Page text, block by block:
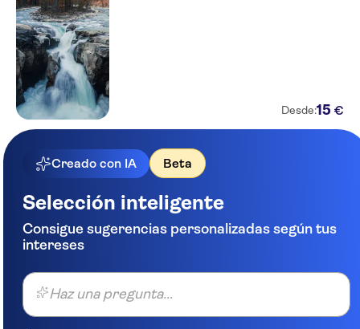
Desde:15 €
Creado con IA Beta
Selección inteligente
Consigue sugerencias personalizadas según tus
intereses
Haz una pregunta...